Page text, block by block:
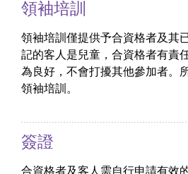
領袖培訓
領袖培訓僅提供予合資格者及其
記的客人是兒童，合資格者有責
為良好，不會打擾其他參加者。
領袖培訓。
簽證
合資格者及客人需自行申請有效